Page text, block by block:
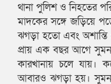
থানা পুলিশ ও নিহতের
মাদকের সঙ্গে জড়িয়ে
ঝগড়া হতো এবং অশান্তি
প্রায় এক বছর আগে
কারখানায় চলে যায়।
আবারও ঝগড়া হয়। সুমন